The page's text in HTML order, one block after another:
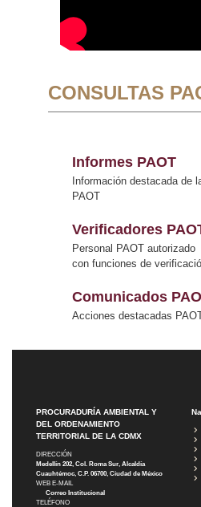
CONSULTAS
Informes PAOT
Información destacada de
PAOT
Verificadores
Personal PAOT autorizado
con funciones de
Comunicados
Acciones destacadas
PROCURADURÍA AMBIENTAL Y
DEL ORDENAMIENTO
TERRITORIAL DE LA CDMX
DIRECCIÓN
Medellín 202, Col. Roma Sur, Alcaldía
Cuauhtémoc, C.P. 06700, Ciudad de México
WEB E-MAIL
Correo Institucional
TELÉFONO